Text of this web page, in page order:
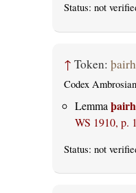
Status: not
↑ Token: þairh
Codex
Lemma þairh
WS 1910, p.
Status: not